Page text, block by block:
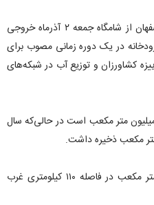
باتوجه‌به برنامه شرکت آب منطقه‌ای اصفهان از شامگاه جمعه ۲ آذرماه خروجی
در یک دوره زمانی مصوب برای
کشاورزان و توزیع آب در شبکه‌های
ذخیره کنونی سد زاینده‌رود ۲۳۸ میلیون متر مکعب است در حالی‌که سال
سد زاینده‌رود با گنجایش ١.۴ میلیارد متر مکعب در فاصله ۱۱۰ کیلومتری غرب